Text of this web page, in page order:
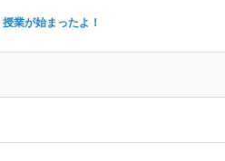
授業が始まったよ！